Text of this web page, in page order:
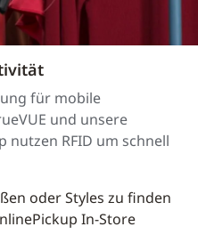
für mobile
und unsere
nutzen RFID um schnell
oder Styles zu finden
In-Store